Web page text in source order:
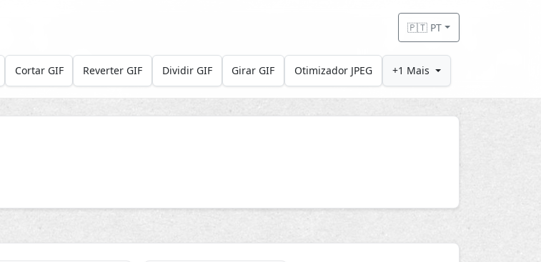
🇵🇹 PT
Cortar GIF Reverter GIF Dividir GIF Girar GIF Otimizador JPEG +1 Mais